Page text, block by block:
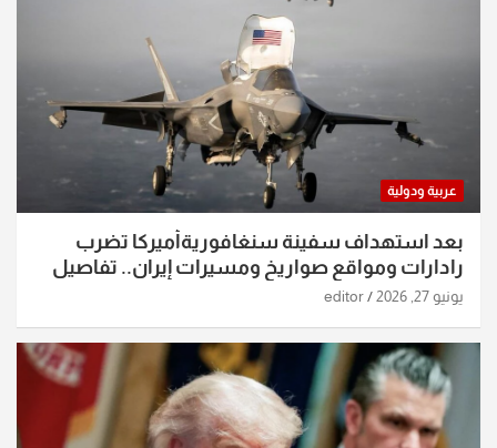
عربية ودولية
بعد استهداف سفينة سنغافوريةأميركا تضرب
رادارات ومواقع صواريخ ومسيرات إيران.. تفاصيل
الساعات الماضية
يونيو 27, 2026 editor